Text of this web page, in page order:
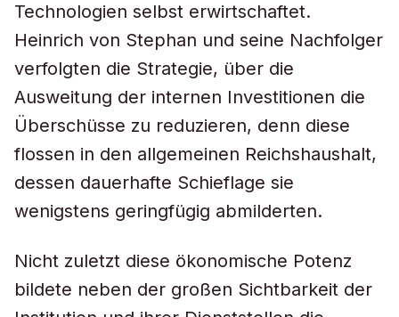
Technologien selbst erwirtschaftet.
Heinrich von Stephan und seine Nachfolger
verfolgten die Strategie, über die
Ausweitung der internen Investitionen die
Überschüsse zu reduzieren, denn diese
flossen in den allgemeinen Reichshaushalt,
dessen dauerhafte Schieflage sie
wenigstens geringfügig abmilderten.
Nicht zuletzt diese ökonomische Potenz
bildete neben der großen Sichtbarkeit der